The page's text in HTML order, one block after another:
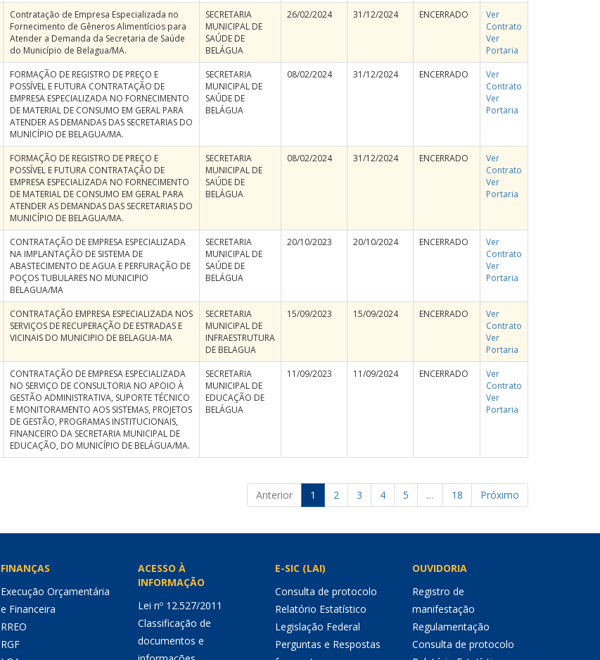
Contratação de Empresa Especializada no
Fornecimento de Gêneros Alimentícios para
Atender a Demanda da Secretaria de Saúde
do Município de Belagua/MA.
SECRETARIA
MUNICIPAL DE
SAÚDE DE
BELÁGUA
26/02/2024 31/12/2024 ENCERRADO
Ver
Contrato
Ver
Portaria
FORMAÇÃO DE REGISTRO DE PREÇO E
POSSÍVEL E FUTURA CONTRATAÇÃO DE
EMPRESA ESPECIALIZADA NO FORNECIMENTO
DE MATERIAL DE CONSUMO EM GERAL PARA
ATENDER AS DEMANDAS DAS SECRETARIAS DO
MUNICÍPIO DE BELAGUA/MA.
SECRETARIA
MUNICIPAL DE
SAÚDE DE
BELÁGUA
08/02/2024 31/12/2024 ENCERRADO
Ver
Contrato
Ver
Portaria
FORMAÇÃO DE REGISTRO DE PREÇO E
POSSÍVEL E FUTURA CONTRATAÇÃO DE
EMPRESA ESPECIALIZADA NO FORNECIMENTO
DE MATERIAL DE CONSUMO EM GERAL PARA
ATENDER AS DEMANDAS DAS SECRETARIAS DO
MUNICÍPIO DE BELAGUA/MA.
SECRETARIA
MUNICIPAL DE
SAÚDE DE
BELÁGUA
08/02/2024 31/12/2024 ENCERRADO
Ver
Contrato
Ver
Portaria
CONTRATAÇÃO DE EMPRESA ESPECIALIZADA
NA IMPLANTAÇÃO DE SISTEMA DE
ABASTECIMENTO DE AGUA E PERFURAÇÃO DE
POÇOS TUBULARES NO MUNICIPIO
BELAGUA/MA
SECRETARIA
MUNICIPAL DE
SAÚDE DE
BELÁGUA
20/10/2023 20/10/2024 ENCERRADO
Ver
Contrato
Ver
Portaria
CONTRATAÇÃO EMPRESA ESPECIALIZADA NOS
SERVIÇOS DE RECUPERAÇÃO DE ESTRADAS E
VICINAIS DO MUNICIPIO DE BELAGUA-MA
SECRETARIA
MUNICIPAL DE
INFRAESTRUTURA
DE BELAGUA
15/09/2023 15/09/2024 ENCERRADO
Ver
Contrato
Ver
Portaria
CONTRATAÇÃO DE EMPRESA ESPECIALIZADA
NO SERVIÇO DE CONSULTORIA NO APOIO À
GESTÃO ADMINISTRATIVA, SUPORTE TÉCNICO
E MONITORAMENTO AOS SISTEMAS, PROJETOS
DE GESTÃO, PROGRAMAS INSTITUCIONAIS,
FINANCEIRO DA SECRETARIA MUNICIPAL DE
EDUCAÇÃO, DO MUNICÍPIO DE BELÁGUA/MA.
SECRETARIA
MUNICIPAL DE
EDUCAÇÃO DE
BELÁGUA
11/09/2023 11/09/2024 ENCERRADO
Ver
Contrato
Ver
Portaria
Anterior
1 2 3 4 5 … 18 Próximo
FINANÇAS
Execução Orçamentária
e Financeira
RREO
RGF
ACESSO À
INFORMAÇÃO
Lei nº 12.527/2011
Classificação de
documentos e
E-SIC (LAI)
Consulta de protocolo
Relatório Estatístico
Legislação Federal
Perguntas e Respostas
OUVIDORIA
Registro de
manifestação
Regulamentação
Consulta de protocolo